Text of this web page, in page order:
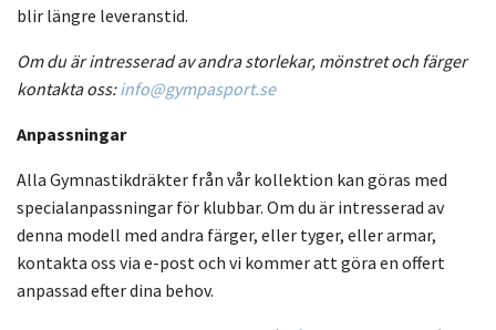
blir längre leveranstid.
Om du är intresserad av andra storlekar, mönstret och färger
kontakta oss:info@gympasport.se
Anpassningar
Alla Gymnastikdräkter från vår kollektion kan göras med
specialanpassningar för klubbar. Om du är intresserad av
denna modell med andra färger, eller tyger, eller armar,
kontakta oss via e-post och vi kommer att göra en offert
anpassad efter dina behov.